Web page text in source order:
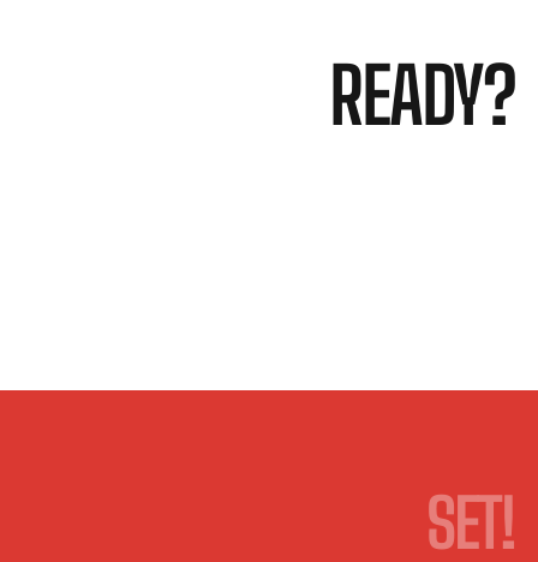
READY?
SET!